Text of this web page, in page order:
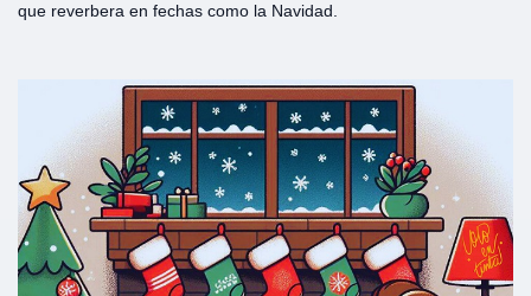
que reverbera en fechas como la Navidad.